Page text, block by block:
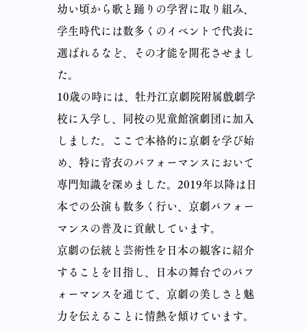
幼い頃から歌と踊りの学習に取り組み、
学生時代には数多くのイベントで代表に
選ばれるなど、その才能を開花させまし
た。
10歳の時には、牡丹江京劇院附属戲劇学
校に入学し、同校の児童館演劇団に加入
しました。ここで本格的に京劇を学び始
め、特に青衣のパフォーマンスにおいて
専門知識を深めました。2019年以降は日
本での公演も数多く行い、京劇パフォー
マンスの普及に貢献しています。
京劇の伝統と芸術性を日本の観客に紹介
することを目指し、日本の舞台でのパフ
ォーマンスを通じて、京劇の美しさと魅
力を伝えることに情熱を傾けています。